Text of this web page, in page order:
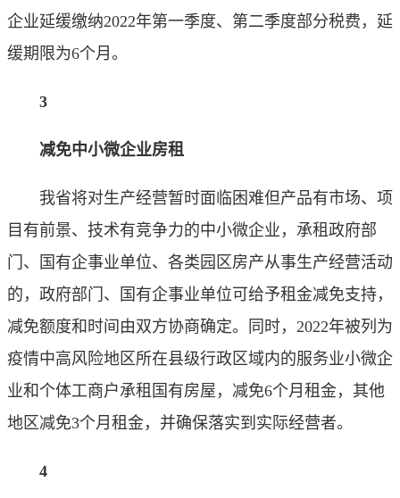
企业延缓缴纳2022年第一季度、第二季度部分税费，延
缓期限为6个月。
3
减免中小微企业房租
我省将对生产经营暂时面临困难但产品有市场、项
目有前景、技术有竞争力的中小微企业，承租政府部
门、国有企事业单位、各类园区房产从事生产经营活动
的，政府部门、国有企事业单位可给予租金减免支持，
减免额度和时间由双方协商确定。同时，2022年被列为
疫情中高风险地区所在县级行政区域内的服务业小微企
业和个体工商户承租国有房屋，减免6个月租金，其他
地区减免3个月租金，并确保落实到实际经营者。
4